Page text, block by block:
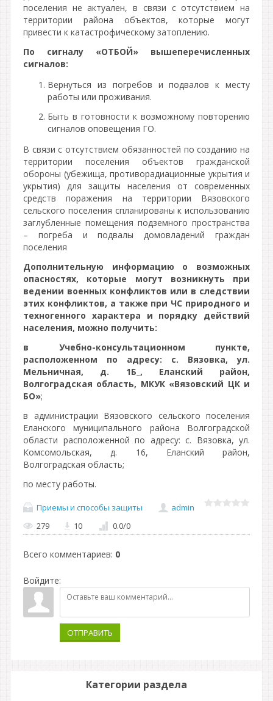
поселения не актуален, в связи с отсутствием на
территории района объектов, которые могут
привести к катастрофическому затоплению.
По сигналу «ОТБОЙ» вышеперечисленных
сигналов:
Вернуться из погребов и подвалов к месту
работы или проживания.
Быть в готовности к возможному повторению
сигналов оповещения ГО.
В связи с отсутствием обязанностей по созданию на
территории поселения объектов гражданской
обороны (убежища, противорадиационные укрытия и
укрытия) для защиты населения от современных
средств поражения на территории Вязовского
сельского поселения спланированы к использованию
заглубленные помещения подземного пространства
– погреба и подвалы домовладений граждан
поселения
Дополнительную информацию о возможных
опасностях, которые могут возникнуть при
ведении военных конфликтов или в следствии
этих конфликтов, а также при ЧС природного и
техногенного характера и порядку действий
населения, можно получить:
в Учебно-консультационном пункте,
расположенном по адресу: с. Вязовка, ул.
Мельничная, д. 1Б_, Еланский район,
Волгоградская область, МКУК «Вязовский ЦК и
БО»;
в администрации Вязовского сельского поселения
Еланского муниципального района Волгоградской
области расположенной по адресу: с. Вязовка, ул.
Комсомольская, д. 16, Еланский район,
Волгоградская область;
по месту работы.
Приемы и способы защиты
admin
279
10 0.0/0
Всего комментариев: 0
Войдите:
ОТПРАВИТЬ
Категории раздела